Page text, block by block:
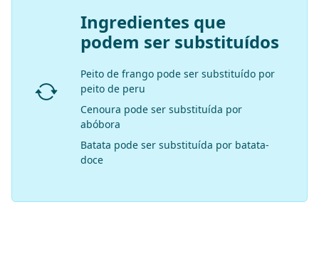
Ingredientes que
podem ser substituídos
Peito de frango pode ser substituído por
peito de peru
Cenoura pode ser substituída por
abóbora
Batata pode ser substituída por batata-
doce